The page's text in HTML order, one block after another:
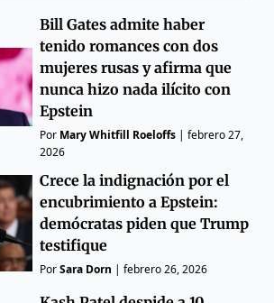
Bill Gates admite haber
tenido romances con dos
mujeres rusas y afirma que
nunca hizo nada ilícito con
Epstein
Por Mary Whitfill Roeloffs |febrero 27,
2026
Crece la indignación por el
encubrimiento a Epstein:
demócratas piden que Trump
testifique
PorSara Dorn |febrero 26, 2026